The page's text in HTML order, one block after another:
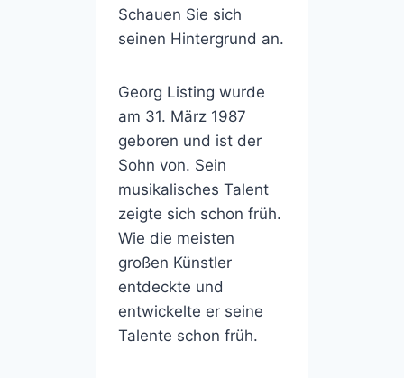
Schauen Sie sich
seinen Hintergrund an.
Georg Listing wurde
am 31. März 1987
geboren und ist der
Sohn von. Sein
musikalisches Talent
zeigte sich schon früh.
Wie die meisten
großen Künstler
entdeckte und
entwickelte er seine
Talente schon früh.